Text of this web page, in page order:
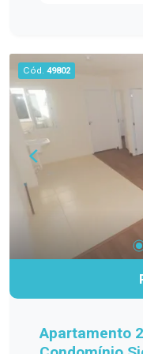
Cód. 49802
Apartamento